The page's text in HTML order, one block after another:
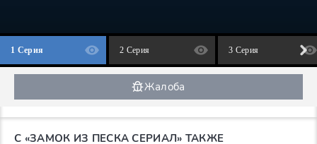
1 Серия 2 Серия 3 Серия
Жалоба
С «ЗАМОК ИЗ ПЕСКА СЕРИАЛ» ТАКЖЕ